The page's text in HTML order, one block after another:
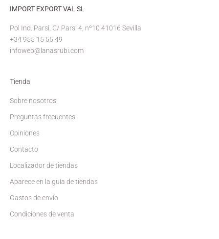
IMPORT EXPORT VAL SL
Pol Ind. Parsi, C/ Parsi 4, nº10 41016 Sevilla
+34 955 15 55 49
infoweb@lanasrubi.com
Tienda
Sobre nosotros
Preguntas frecuentes
Opiniones
Contacto
Localizador de tiendas
Aparece en la guía de tiendas
Gastos de envío
Condiciones de venta